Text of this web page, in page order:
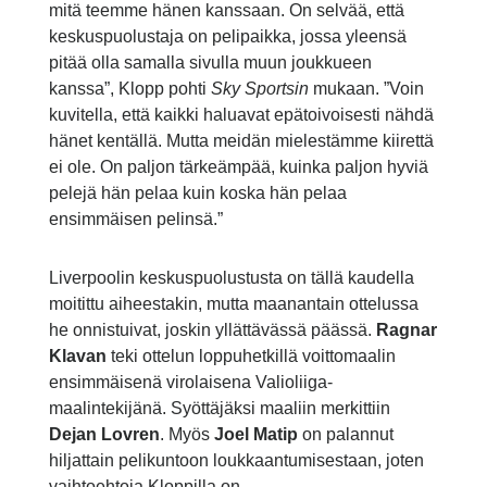
mitä teemme hänen kanssaan. On selvää, että
keskuspuolustaja on pelipaikka, jossa yleensä
pitää olla samalla sivulla muun joukkueen
kanssa”, Klopp pohti Sky Sportsinmukaan. ”Voin
kuvitella, että kaikki haluavat epätoivoisesti nähdä
hänet kentällä. Mutta meidän mielestämme kiirettä
ei ole. On paljon tärkeämpää, kuinka paljon hyviä
pelejä hän pelaa kuin koska hän pelaa
ensimmäisen pelinsä.”
Liverpoolin keskuspuolustusta on tällä kaudella
moitittu aiheestakin, mutta maanantain ottelussa
he onnistuivat, joskin yllättävässä päässä. Ragnar
Klavan teki ottelun loppuhetkillä voittomaalin
ensimmäisenä virolaisena Valioliiga-
maalintekijänä. Syöttäjäksi maaliin merkittiin
Dejan Lovren. Myös Joel Matip on palannut
hiljattain pelikuntoon loukkaantumisestaan, joten